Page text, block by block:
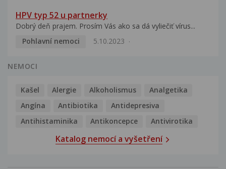
HPV typ 52 u partnerky
Dobrý deň prajem. Prosím Vás ako sa dá vyliečiť vírus...
Pohlavní nemoci
5.10.2023
NEMOCI
Kašel Alergie Alkoholismus
Analgetika
Angína
Antibiotika
Antidepresiva
Antihistaminika
Antikoncepce Antivirotika
Katalog nemocí a vyšetření